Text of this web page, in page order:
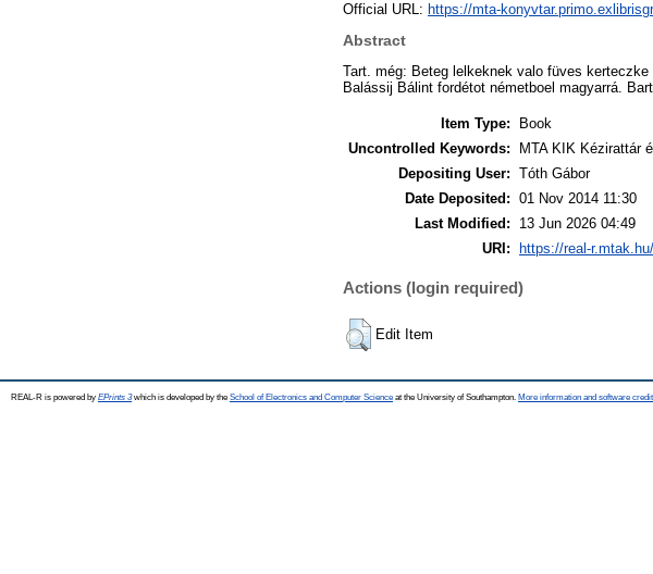
Official URL: https://mta-
Abstract
Tart. még: Beteg lelkeknek valo füves
Balássij Bálint fordétot németboel magyarrá.
Item Type:
Book
Uncontrolled Keywords:
MTA KIK Kézirattár
Depositing User: Tóth Gábor
Date Deposited: 01 Nov 2014 11:30
Last Modified:
13 Jun 2026 04:49
URI:
https://real-
Actions (login required)
Edit Item
REAL-R is powered by EPrints 3which is developed by the School of Electronics and Computer Science at the University of Southampton. More information and software